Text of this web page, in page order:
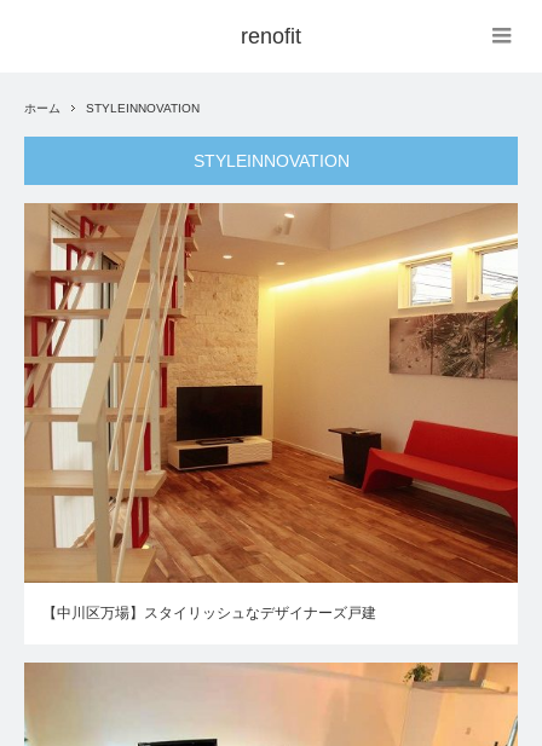
renofit
ホーム STYLEINNOVATION
STYLEINNOVATION
【中川区万場】スタイリッシュなデザイナーズ戸建